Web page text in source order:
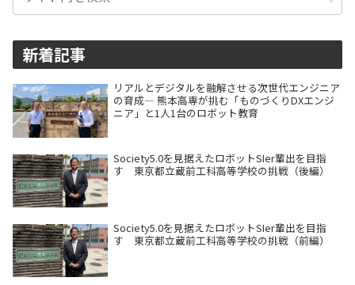
新着記事
リアルとデジタルを融解させる次世代エンジニア
の育成― 熊本高専が挑む「ものづくりDXエンジ
ニア」と1人1台のロボット教育
Society5.0を見据えたロボットSIer輩出を目指
す 東京都立蔵前工科高等学校の挑戦（後編）
Society5.0を見据えたロボットSIer輩出を目指
す 東京都立蔵前工科高等学校の挑戦（前編）